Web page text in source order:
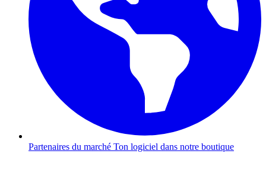
Partenaires du marché Ton logiciel dans notre boutique